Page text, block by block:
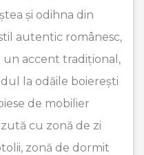
și odihna din
autentic românesc,
accent tradițional,
la odăile boierești
de mobilier
cu zonă de zi
zonă de dormit